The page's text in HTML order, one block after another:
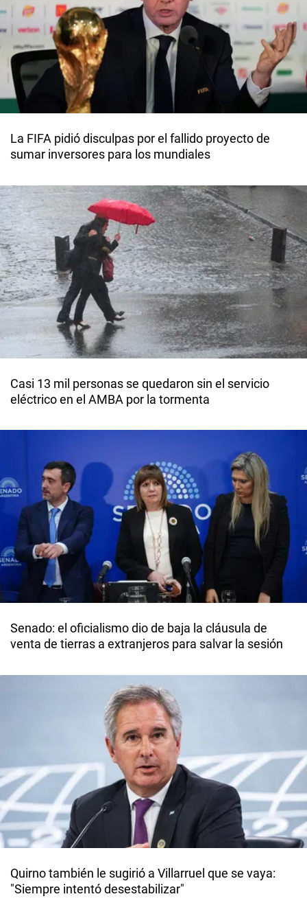
La FIFA pidió disculpas por el fallido proyecto de
sumar inversores para los mundiales
Casi 13 mil personas se quedaron sin el servicio
eléctrico en el AMBA por la tormenta
Senado: el oficialismo dio de baja la cláusula de
venta de tierras a extranjeros para salvar la sesión
Quirno también le sugirió a Villarruel que se vaya:
"Siempre intentó desestabilizar"